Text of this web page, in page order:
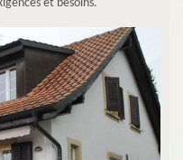
et besoins.